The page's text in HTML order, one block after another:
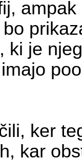
ki je
ker
kar